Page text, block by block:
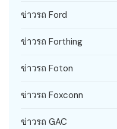
ข่าวรถ Ford
ข่าวรถ Forthing
ข่าวรถ Foton
ข่าวรถ Foxconn
ข่าวรถ GAC